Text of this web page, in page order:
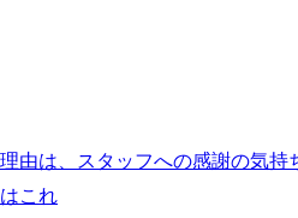
由は、スタッフへの感謝の気持
これ